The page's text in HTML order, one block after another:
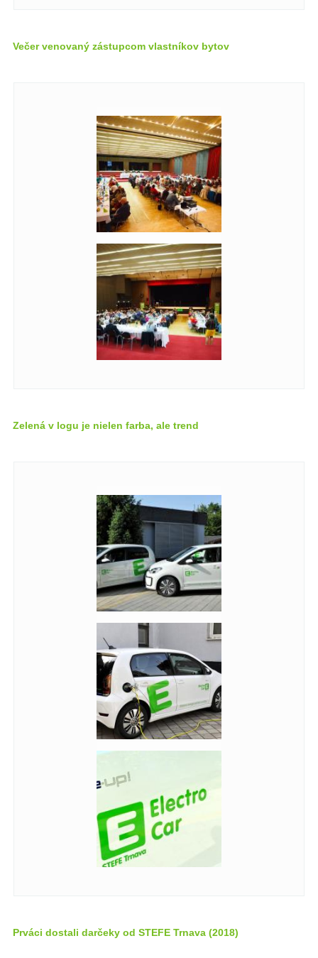
Večer venovaný zástupcom vlastníkov bytov
Zelená v logu je nielen farba, ale trend
Prváci dostali darčeky od STEFE Trnava (2018)